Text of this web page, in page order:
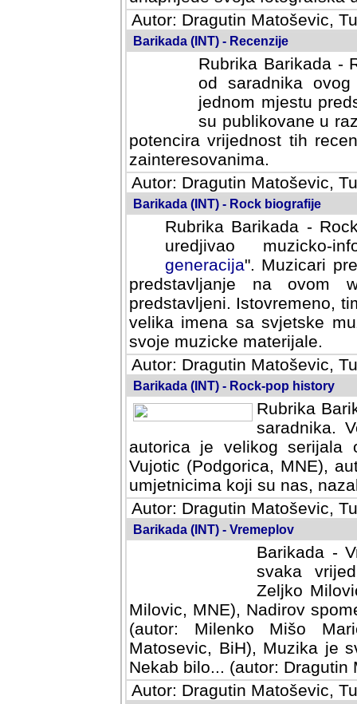
Autor: Dragutin Matoševic,
Barikada (INT) - Recenzije
Rubrika Barikada -
od saradnika
jednom mjestu
su publikovane u
potencira vrijednost tih
zainteresovanima.
Autor: Dragutin Matoševic,
Barikada (INT) - Rock biografije
Rubrika Barikada -
uredjivao muzicko-
Muzicari predstavljeni u
na ovom web portalu
Istovremeno, tim nacinom
sa svjetske muzicke scene
materijale.
Autor: Dragutin Matoševic,
Barikada (INT) - Rock-pop history
Rubrika
saradnika.
autorica je velikog serijala
Vujotic (Podgorica, MNE),
umjetnicima koji su nas,
Autor: Dragutin Matoševic,
Barikada (INT) - Vremeplov
Barikada -
svaka
Milovic,
MNE), Nadirov spomenar
Milenko Mišo Maric, UK),
Muzika je svirala (autor:
(autor: Dragutin Matosevic,
Autor: Dragutin Matoševic,